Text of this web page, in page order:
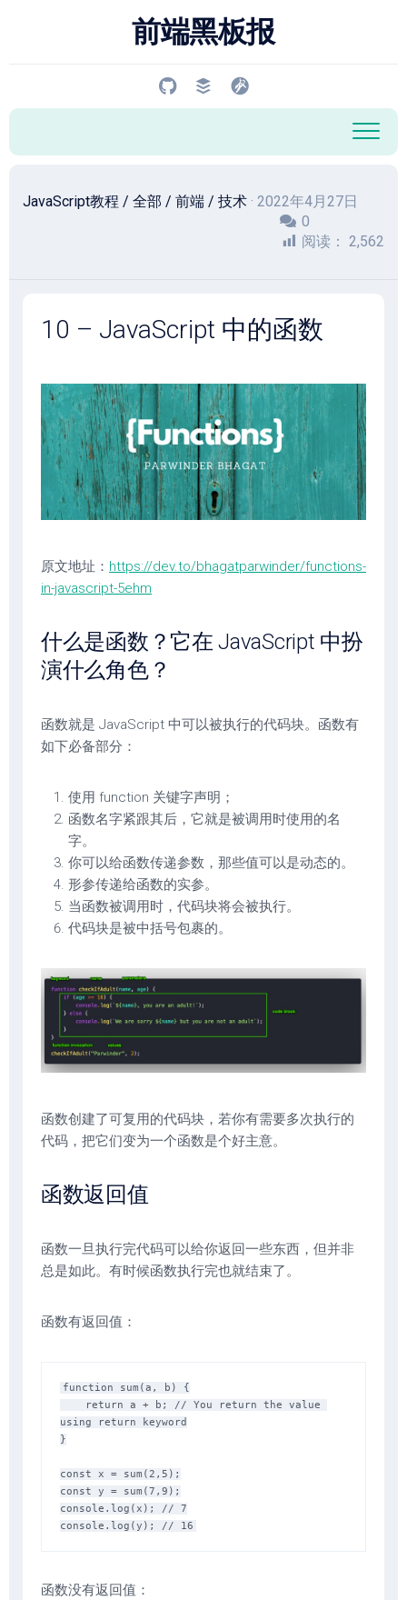
前端黑板报
JavaScript教程 / 全部 / 前端 / 技术 · 2022年4月27日
0
阅读： 2,562
10 – JavaScript 中的函数
原文地址： https://dev.to/bhagatparwinder/functions-
in-javascript-5ehm
什么是函数？它在 JavaScript 中扮
演什么角色？
函数就是 JavaScript 中可以被执行的代码块。函数有
如下必备部分：
使用 function 关键字声明；
函数名字紧跟其后，它就是被调用时使用的名
字。
你可以给函数传递参数，那些值可以是动态的。
形参传递给函数的实参。
当函数被调用时，代码块将会被执行。
代码块是被中括号包裹的。
函数创建了可复用的代码块，若你有需要多次执行的
代码，把它们变为一个函数是个好主意。
函数返回值
函数一旦执行完代码可以给你返回一些东西，但并非
总是如此。有时候函数执行完也就结束了。
函数有返回值：
function sum(a, b) {
using return keyword
}
const x = sum(2,5);
const y = sum(7,9);
console.log(x); // 7
函数没有返回值：